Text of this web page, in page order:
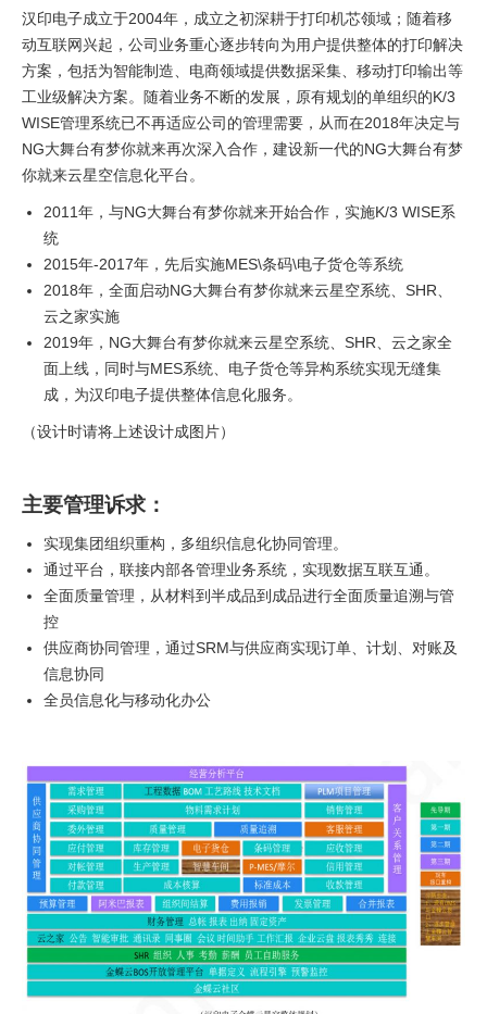
汉印电子成立于2004年，成立之初深耕于打印机芯领域；随着移
动互联网兴起，公司业务重心逐步转向为用户提供整体的打印解决
方案，包括为智能制造、电商领域提供数据采集、移动打印输出等
工业级解决方案。随着业务不断的发展，原有规划的单组织的K/3
WISE管理系统已不再适应公司的管理需要，从而在2018年决定与
NG大舞台有梦你就来再次深入合作，建设新一代的NG大舞台有梦
你就来云星空信息化平台。
2011年，与NG大舞台有梦你就来开始合作，实施K/3 WISE系
统
2015年-2017年，先后实施MES\条码\电子货仓等系统
2018年，全面启动NG大舞台有梦你就来云星空系统、SHR、
云之家实施
2019年，NG大舞台有梦你就来云星空系统、SHR、云之家全
面上线，同时与MES系统、电子货仓等异构系统实现无缝集
成，为汉印电子提供整体信息化服务。
（设计时请将上述设计成图片）
主要管理诉求：
实现集团组织重构，多组织信息化协同管理。
通过平台，联接内部各管理业务系统，实现数据互联互通。
全面质量管理，从材料到半成品到成品进行全面质量追溯与管
控
供应商协同管理，通过SRM与供应商实现订单、计划、对账及
信息协同
全员信息化与移动化办公